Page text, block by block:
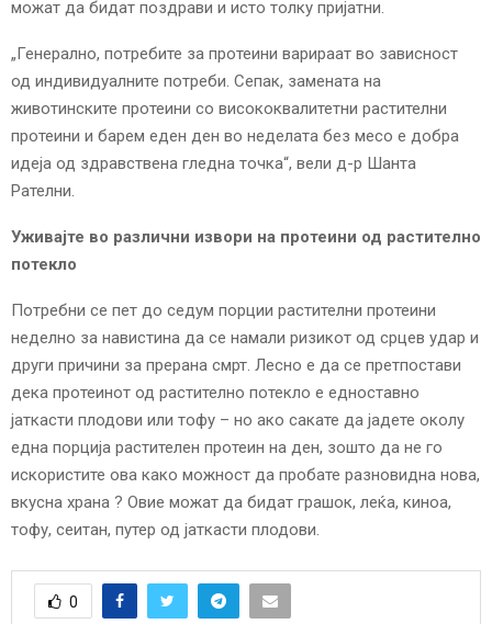
можат да бидат поздрави и исто толку пријатни.
„Генерално, потребите за протеини варираат во зависност
од индивидуалните потреби. Сепак, замената на
животинските протеини со висококвалитетни растителни
протеини и барем еден ден во неделата без месо е добра
идеја од здравствена гледна точка“, вели д-р Шанта
Рателни.
Уживајте во различни извори на протеини од растително
потекло
Потребни се пет до седум порции растителни протеини
неделно за навистина да се намали ризикот од срцев удар и
други причини за прерана смрт. Лесно е да се претпостави
дека протеинот од растително потекло е едноставно
јаткасти плодови или тофу – но ако сакате да јадете околу
една порција растителен протеин на ден, зошто да не го
искористите ова како можност да пробате разновидна нова,
вкусна храна ? Овие можат да бидат грашок, леќа, киноа,
тофу, сеитан, путер од јаткасти плодови.
0